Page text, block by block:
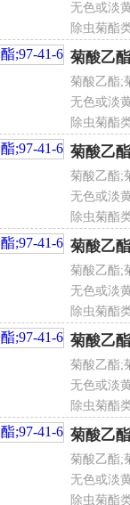
0.906g/mLat 25°C
无色或淡
除虫菊酯
酯;菊酸乙
菊酸乙
菊酸乙酯;
无色或淡
除虫菊酯
酯;菊酸乙
菊酸乙
菊酸乙酯;
无色或淡
除虫菊酯
酯;菊酸乙
菊酸乙
菊酸乙酯;
无色或淡
除虫菊酯
酯;菊酸乙
菊酸乙
菊酸乙酯;
无色或淡
除虫菊酯
酯;菊酸乙
菊酸乙
菊酸乙酯;
无色或淡
除虫菊酯